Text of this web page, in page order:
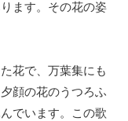
ます。その花の姿
花で、万葉集にも
顔の花のうつろふ
でいます。この歌